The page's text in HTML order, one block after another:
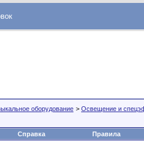
оборудование > Освещение и
Справка Правила